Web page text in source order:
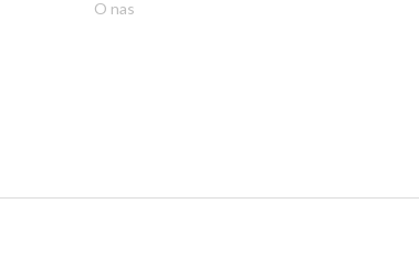
O nas